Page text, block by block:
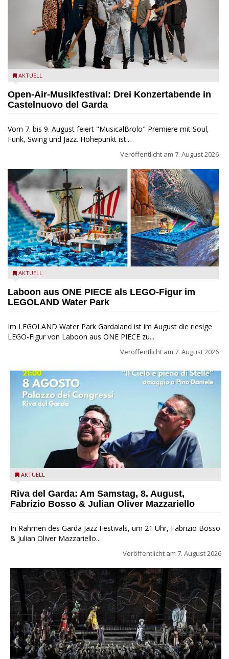
Castelnuovo del Garda: Die "Dirotta su Cuba" zu Gast beim
AKTUELL
Open-Air-Musikfestival: Drei Konzertabende in
Castelnuovo del Garda
Vom 7. bis 9. August feiert "MusicalBrolo" Premiere mit Soul,
Funk, Swing und Jazz. Höhepunkt ist...
Veröffentlicht am 7. August 2026
Laboon aus ONE PIECE als LEGO-Figur im LEGOLAND Water
AKTUELL
Laboon aus ONE PIECE als LEGO-Figur im
LEGOLAND Water Park
Im LEGOLAND Water Park Gardaland ist im August die riesige
LEGO-Figur von Laboon aus ONE PIECE zu...
Veröffentlicht am 7. August 2026
Fabrizio Bosso & Julian Oliver Mazzariello zu Gast beim Garda
AKTUELL
Riva del Garda: Am Samstag, 8. August,
Fabrizio Bosso & Julian Oliver Mazzariello
In Rahmen des Garda Jazz Festivals, um 21 Uhr, Fabrizio Bosso
& Julian Oliver Mazzariello...
Veröffentlicht am 7. August 2026